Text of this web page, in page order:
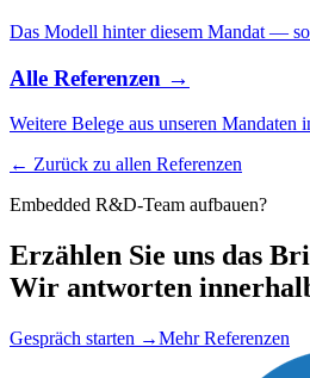
Das Modell hinter diesem Mandat —
Alle Referenzen →
Weitere Belege aus unseren
← Zurück zu allen Referenzen
Embedded R&D-Team aufbauen?
Erzählen Sie uns das
Wir antworten
Gespräch starten →Mehr Referenzen